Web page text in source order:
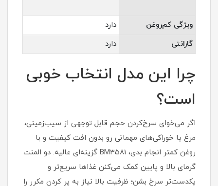
ویژگی کم‌روغن
دارد
گارانتی
دارد
چرا این مدل انتخاب خوبی
است؟
اگر می‌خوای سرخ‌کردن حجم قابل توجهی از سیب‌زمینی،
مرغ یا خوراکی‌های مهمانی رو بدون افت کیفیت و با
روغن کمتر انجام بدی، BM3581 گزینه‌ای عالیه. دو المنت
گرمای بالا و پایین کمک می‌کنن غذاها سریع‌تر و
یکدست‌تر سرخ بشن؛ ظرفیت بالا نیاز به پر کردن مکرر را